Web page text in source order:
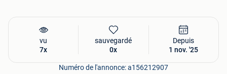
vu
7x
sauvegardé
0x
Depuis
1 nov. '25
Numéro de l'annonce: a156212907